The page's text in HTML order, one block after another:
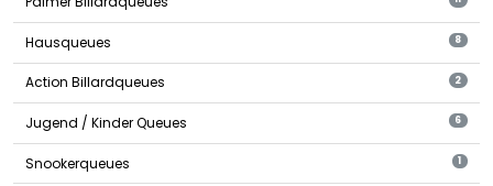
Hausqueues 8
Action Billardqueues 2
Jugend / Kinder Queues 6
Snookerqueues 1